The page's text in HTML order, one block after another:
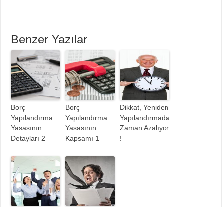
Benzer Yazılar
Borç
Yapılandırma
Yasasının
Detayları 2
Borç
Yapılandırma
Yasasının
Kapsamı 1
Dikkat, Yeniden
Yapılandırmada
Zaman Azalıyor
!